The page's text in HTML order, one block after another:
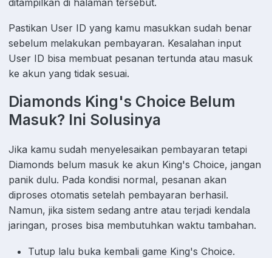
Pastikan User ID yang kamu masukkan sudah benar
sebelum melakukan pembayaran. Kesalahan input
User ID bisa membuat pesanan tertunda atau masuk
ke akun yang tidak sesuai.
Diamonds King's Choice Belum
Masuk? Ini Solusinya
Jika kamu sudah menyelesaikan pembayaran tetapi
Diamonds belum masuk ke akun King's Choice, jangan
panik dulu. Pada kondisi normal, pesanan akan
diproses otomatis setelah pembayaran berhasil.
Namun, jika sistem sedang antre atau terjadi kendala
jaringan, proses bisa membutuhkan waktu tambahan.
Tutup lalu buka kembali game King's Choice.